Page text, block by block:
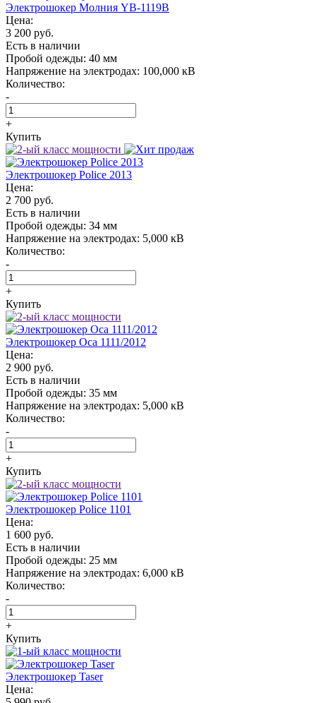
Электрошокер Молния YB-1119B
Цена:
3 200 руб.
Есть в наличии
Пробой одежды: 40 мм
Напряжение на электродах: 100,000 кВ
Количество:
-
+
Купить
Электрошокер Police 2013
Цена:
2 700 руб.
Есть в наличии
Пробой одежды: 34 мм
Напряжение на электродах: 5,000 кВ
Количество:
-
+
Купить
Электрошокер Oса 1111/2012
Цена:
2 900 руб.
Есть в наличии
Пробой одежды: 35 мм
Напряжение на электродах: 5,000 кВ
Количество:
-
+
Купить
Электрошокер Police 1101
Цена:
1 600 руб.
Есть в наличии
Пробой одежды: 25 мм
Напряжение на электродах: 6,000 кВ
Количество:
-
+
Купить
Электрошокер Taser
Цена: